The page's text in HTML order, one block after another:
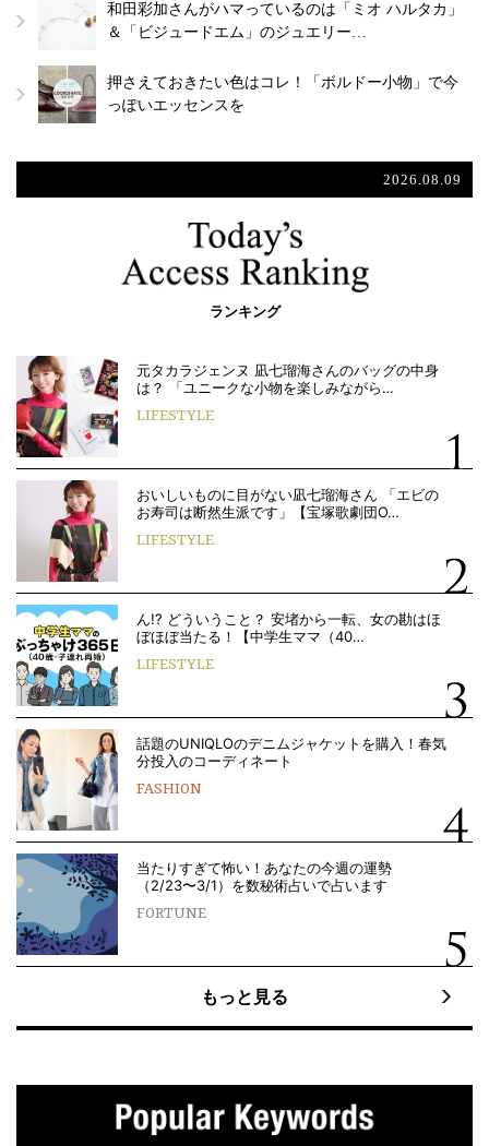
和田彩加さんがハマっているのは「ミオ ハルタカ」
＆「ビジュードエム」のジュエリー…
押さえておきたい色はコレ！「ボルドー小物」で今
っぽいエッセンスを
2026.08.09
ランキング
元タカラジェンヌ 凪七瑠海さんのバッグの中身
は？ 「ユニークな小物を楽しみながら…
LIFESTYLE
おいしいものに目がない凪七瑠海さん 「エビの
お寿司は断然生派です」【宝塚歌劇団O…
LIFESTYLE
ん!? どういうこと？ 安堵から一転、女の勘はほ
ぼほぼ当たる！【中学生ママ（40…
LIFESTYLE
話題のUNIQLOのデニムジャケットを購入！春気
分投入のコーディネート
FASHION
当たりすぎて怖い！あなたの今週の運勢
（2/23〜3/1）を数秘術占いで占います
FORTUNE
もっと見る